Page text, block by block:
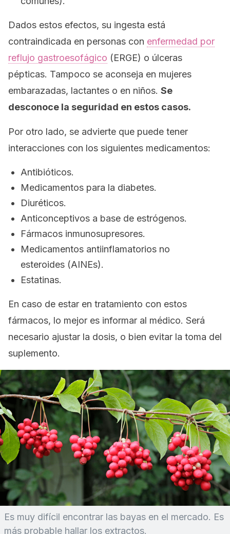
Dados estos efectos, su ingesta está
contraindicada en personas con enfermedad por
reflujo gastroesofágico (ERGE) o úlceras
pépticas. Tampoco se aconseja en mujeres
embarazadas, lactantes o en niños. Se
desconoce la seguridad en estos casos.
Por otro lado, se advierte que puede tener
interacciones con los siguientes medicamentos:
Antibióticos.
Medicamentos para la diabetes.
Diuréticos.
Anticonceptivos a base de estrógenos.
Fármacos inmunosupresores.
Medicamentos antiinflamatorios no
esteroides (AINEs).
Estatinas.
En caso de estar en tratamiento con estos
fármacos, lo mejor es informar al médico. Será
necesario ajustar la dosis, o bien evitar la toma del
suplemento.
Es muy difícil encontrar las bayas en el mercado. Es
más probable hallar los extractos.